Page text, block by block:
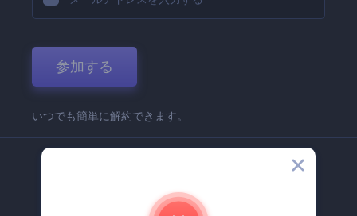
参加する
いつでも簡単に解約できます。
Renderforest 企業情報